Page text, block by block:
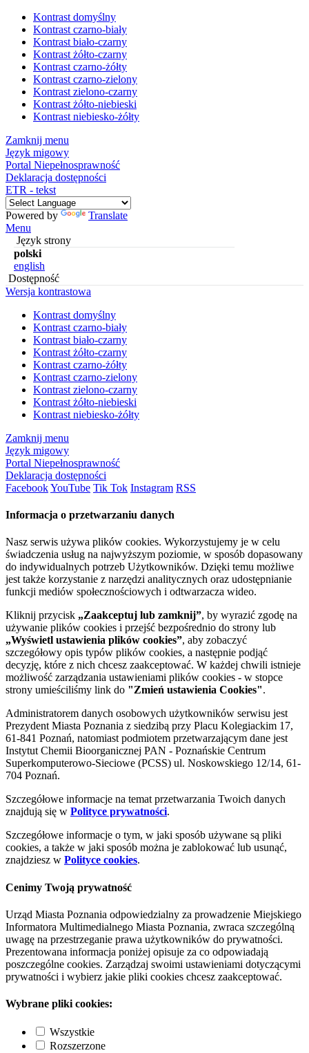
Kontrast domyślny
Kontrast czarno-biały
Kontrast biało-czarny
Kontrast żółto-czarny
Kontrast czarno-żółty
Kontrast czarno-zielony
Kontrast zielono-czarny
Kontrast żółto-niebieski
Kontrast niebiesko-żółty
Zamknij menu
Język migowy
Portal Niepełnosprawność
Deklaracja dostępności
ETR - tekst
Powered by
Translate
Menu
Język strony
polski
english
Dostępność
Wersja kontrastowa
Kontrast domyślny
Kontrast czarno-biały
Kontrast biało-czarny
Kontrast żółto-czarny
Kontrast czarno-żółty
Kontrast czarno-zielony
Kontrast zielono-czarny
Kontrast żółto-niebieski
Kontrast niebiesko-żółty
Zamknij menu
Język migowy
Portal Niepełnosprawność
Deklaracja dostępności
FacebookYouTube Tik Tok Instagram RSS
Informacja o przetwarzaniu danych
Nasz serwis używa plików cookies. Wykorzystujemy je w celu
świadczenia usług na najwyższym poziomie, w sposób dopasowany
do indywidualnych potrzeb Użytkowników. Dzięki temu możliwe
jest także korzystanie z narzędzi analitycznych oraz udostępnianie
funkcji mediów społecznościowych i odtwarzacza wideo.
Kliknij przycisk „Zaakceptuj lub zamknij”, by wyrazić zgodę na
używanie plików cookies i przejść bezpośrednio do strony lub
„Wyświetl ustawienia plików cookies”, aby zobaczyć
szczegółowy opis typów plików cookies, a następnie podjąć
decyzję, które z nich chcesz zaakceptować. W każdej chwili istnieje
możliwość zarządzania ustawieniami plików cookies - w stopce
strony umieściliśmy link do "Zmień ustawienia Cookies".
Administratorem danych osobowych użytkowników serwisu jest
Prezydent Miasta Poznania z siedzibą przy Placu Kolegiackim 17,
61-841 Poznań, natomiast podmiotem przetwarzającym dane jest
Instytut Chemii Bioorganicznej PAN - Poznańskie Centrum
Superkomputerowo-Sieciowe (PCSS) ul. Noskowskiego 12/14, 61-
704 Poznań.
Szczegółowe informacje na temat przetwarzania Twoich danych
znajdują się w Polityce prywatności.
Szczegółowe informacje o tym, w jaki sposób używane są pliki
cookies, a także w jaki sposób można je zablokować lub usunąć,
znajdziesz w Polityce cookies.
Cenimy Twoją prywatność
Urząd Miasta Poznania odpowiedzialny za prowadzenie Miejskiego
Informatora Multimedialnego Miasta Poznania, zwraca szczególną
uwagę na przestrzeganie prawa użytkowników do prywatności.
Prezentowana informacja poniżej opisuje za co odpowiadają
poszczególne cookies. Zarządzaj swoimi ustawieniami dotyczącymi
prywatności i wybierz jakie pliki cookies chcesz zaakceptować.
Wybrane pliki cookies:
Wszystkie
Rozszerzone